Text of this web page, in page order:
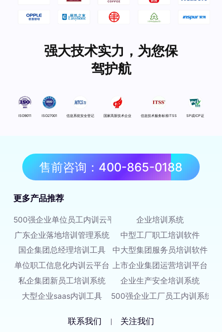
强大技术实力，为您保
驾护航
ISO9011 ISO27001 信息系统安全登记 国家高新技术企业 信息技术服务标准ITSS SP或ICP证
售前咨询：400-865-0188
更多产品推荐
500强企业单位员工内训云平台
企业培训系统
广东企业落地培训管理系统
中型工厂职工培训软件
国企集团总经理培训工具
中大型集团服务员培训软件
单位职工信息化内训云平台 上市企业集团运营培训平台
私企集团新员工培训系统
企业生产安全培训系统
大型企业saas内训工具
500强企业工厂员工内训系统
联系我们 | 关注我们